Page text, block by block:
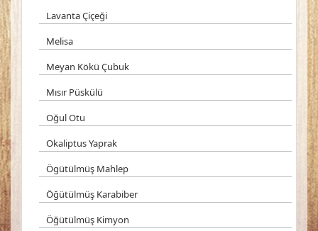
Lavanta Çiçeği
Melisa
Meyan Kökü Çubuk
Mısır Püskülü
Oğul Otu
Okaliptus Yaprak
Ögütülmüş Mahlep
Öğütülmüş Karabiber
Öğütülmüş Kimyon